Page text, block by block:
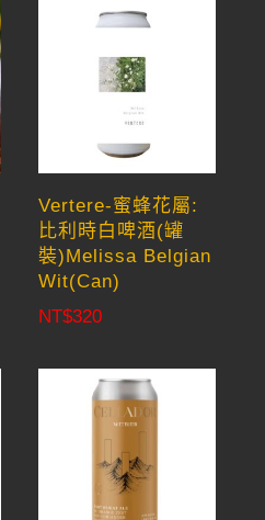
Vertere-蜜蜂花屬:
比利時白啤酒(罐
裝)Melissa Belgian
Wit(Can)
NT$320